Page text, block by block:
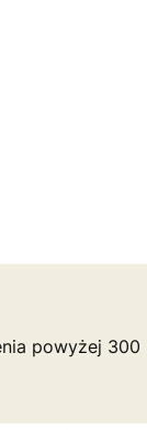
powyżej 300